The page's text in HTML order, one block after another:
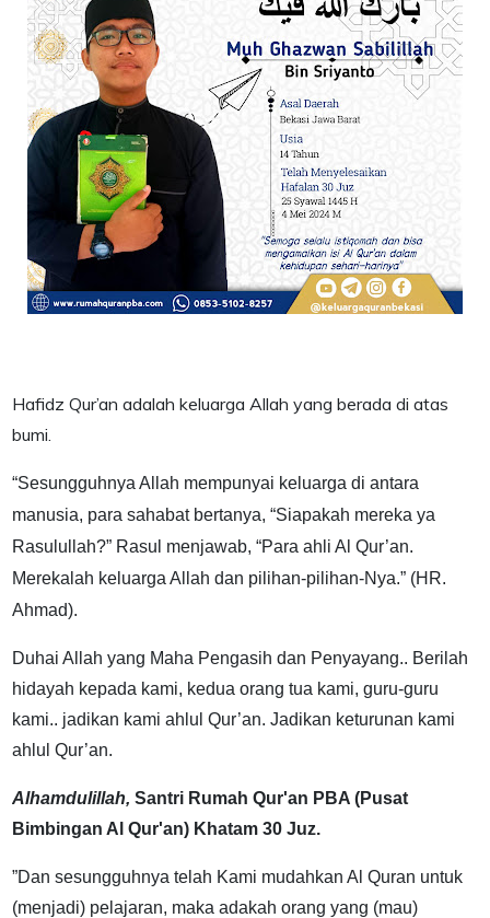
Hafidz Qur’an adalah keluarga Allah yang berada di atas
bumi.
“Sesungguhnya Allah mempunyai keluarga di antara
manusia, para sahabat bertanya, “Siapakah mereka ya
Rasulullah?” Rasul menjawab, “Para ahli Al Qur’an.
Merekalah keluarga Allah dan pilihan-pilihan-Nya.” (HR.
Ahmad).
Duhai Allah yang Maha Pengasih dan Penyayang.. Berilah
hidayah kepada kami, kedua orang tua kami, guru-guru
kami.. jadikan kami ahlul Qur’an. Jadikan keturunan kami
ahlul Qur’an.
Alhamdulillah,Santri Rumah Qur'an PBA (Pusat
Bimbingan Al Qur'an) Khatam 30 Juz.
”Dan sesungguhnya telah Kami mudahkan Al Quran untuk
(menjadi) pelajaran, maka adakah orang yang (mau)